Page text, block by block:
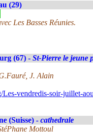
(29)
Les Basses Réunies.
(67) - St-Pierre le jeune
J. Alain
vendredis-soir-juillet-
(Suisse) - cathedrale
Mottoul